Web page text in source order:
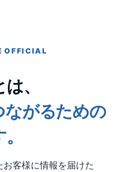
OFFICIAL
、
ながるための
客様に情報を届けた